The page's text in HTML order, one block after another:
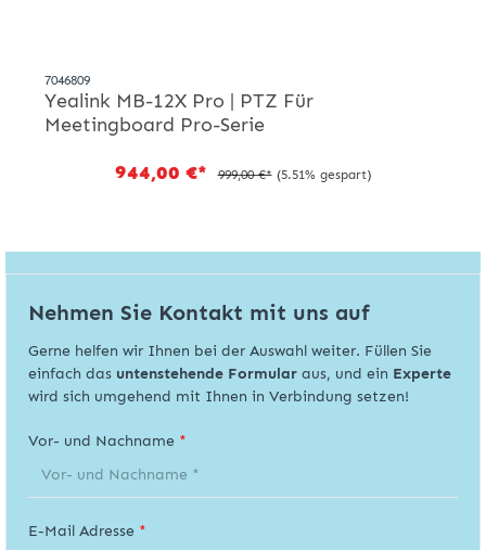
7046809
Yealink MB-12X Pro | PTZ Für
Meetingboard Pro-Serie
944,00 €*
999,00 €* (5.51% gespart)
Nehmen Sie Kontakt mit uns auf
Gerne helfen wir Ihnen bei der Auswahl weiter. Füllen Sie
einfach das untenstehende Formular aus, und ein Experte
wird sich umgehend mit Ihnen in Verbindung setzen!
Vor- und Nachname *
E-Mail Adresse *